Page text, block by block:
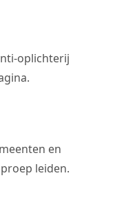
oplichterij
en
leiden.